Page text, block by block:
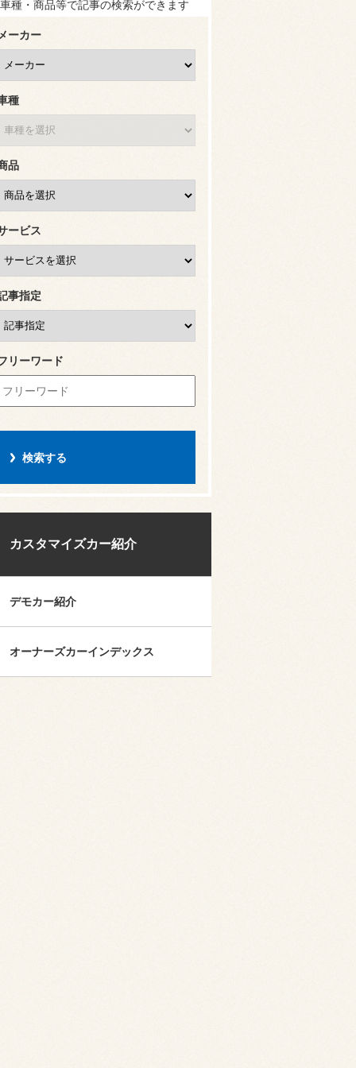
種・商品等で記事の検索ができます
ーカー
種
品
ービス
事指定
リーワード
カスタマイズカー紹介
デモカー紹介
オーナーズカーインデックス